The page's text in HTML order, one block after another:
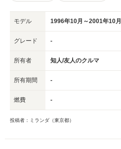
モデル 1996年10月～2001年10月
グレード -
所有者 知人/友人のクルマ
所有期間 -
燃費 -
投稿者：ミランダ（東京都）